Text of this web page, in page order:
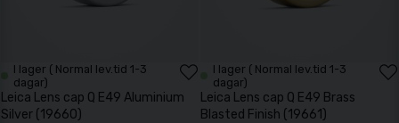
I lager ( Normal lev.tid 1-3
dagar)
Leica Lens cap Q E49 Aluminium
Silver (19660)
I lager ( Normal lev.tid 1-3
dagar)
Leica Lens cap Q E49 Brass
Blasted Finish (19661)